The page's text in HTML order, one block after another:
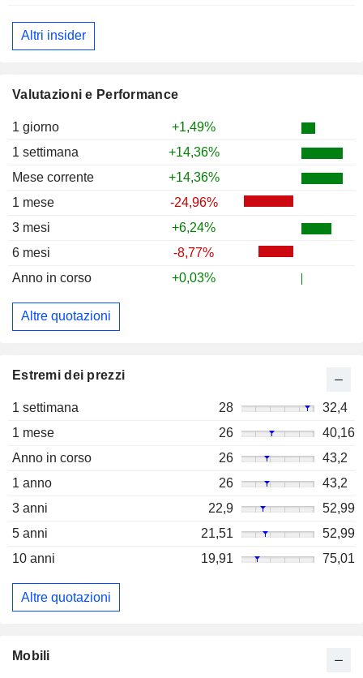
Valutazioni e Performance
1 giorno
+1,49%
1 settimana
+14,36%
Mese corrente
+14,36%
1 mese
-24,96%
3 mesi
+6,24%
6 mesi
-8,77%
Anno in corso
+0,03%
Altre quotazioni
Estremi dei prezzi
1 settimana 28
32,4
1 mese
26
40,16
Anno in corso
26
43,2
1 anno
26
43,2
3 anni
22,9
52,99
5 anni
21,51
52,99
10 anni
19,91 75,01
Altre quotazioni
Altri insider
Mobili